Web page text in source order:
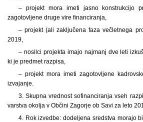
– projekt mora imeti jasno konstrukcijo
zagotovljene druge vire financiranja,
– projekt (ali zaključena faza večletnega
2019,
– nosilci projekta imajo najmanj dve leti
ki je predmet razpisa,
– projekt mora imeti zagotovljene
izvajanje.
3. Skupna vrednost sofinanciranja vseh
varstva okolja v Občini Zagorje ob Savi za leto
4. Rok izvedbe: dodeljena sredstva morajo